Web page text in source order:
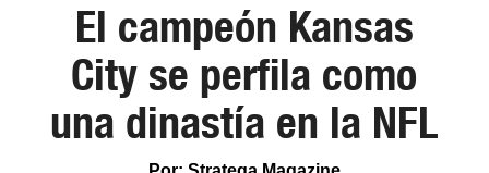
El campeón Kansas
City se perfila como
una dinastía en la NFL